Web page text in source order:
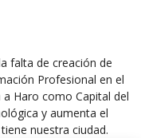
falta de creación de
Profesional en el
Haro como Capital del
y aumenta el
nuestra ciudad.